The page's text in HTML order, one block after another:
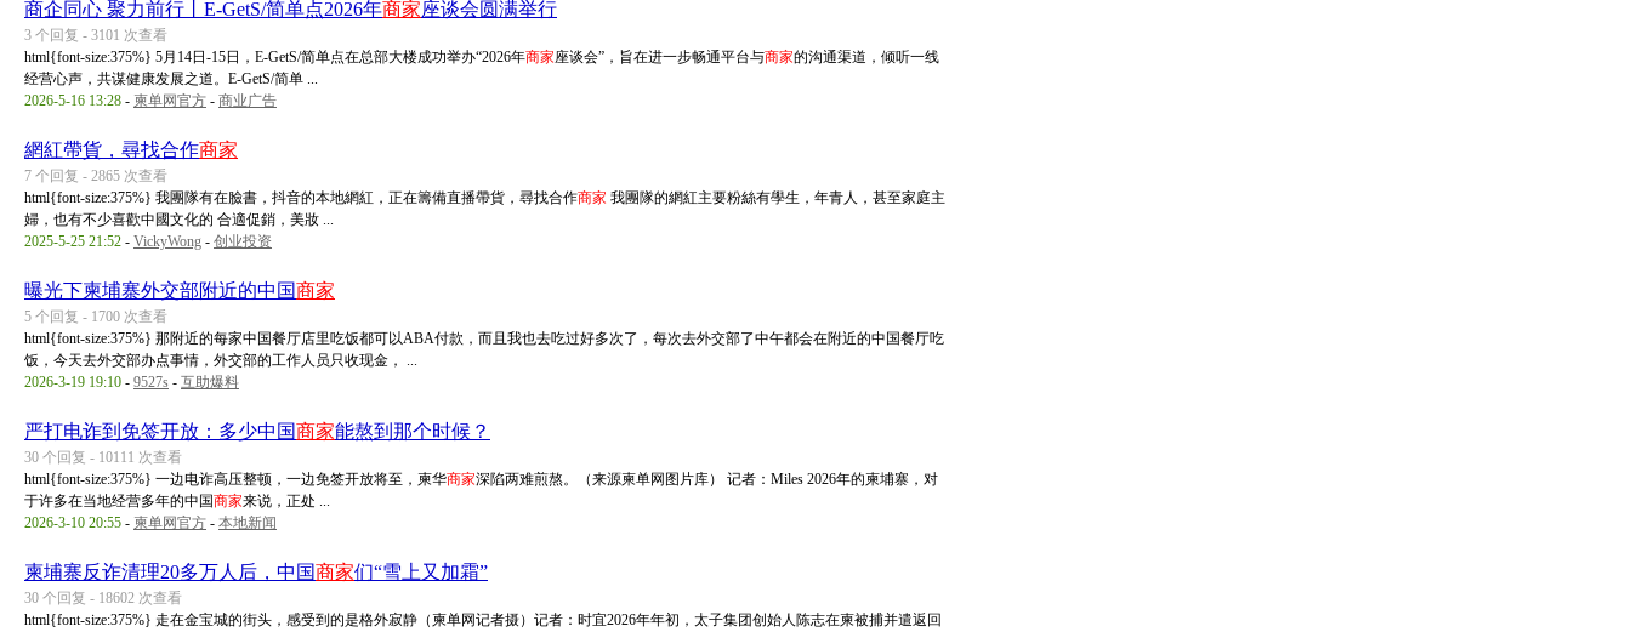
商企同心 聚力前行丨E-GetS/简单点2026年商家座谈会圆满举行
3 个回复 - 3101 次查看
html{font-size:375%} 5月14日-15日，E-GetS/简单点在总部大楼成功举办“2026年商家座谈会”，旨在进一步畅通平台与商家的沟通渠道，倾听一线
经营心声，共谋健康发展之道。E-GetS/简单 ...
2026-5-16 13:28 - 柬单网官方 - 商业广告
網紅帶貨，尋找合作商家
7 个回复 - 2865 次查看
html{font-size:375%} 我團隊有在臉書，抖音的本地網紅，正在籌備直播帶貨，尋找合作商家 我團隊的網紅主要粉絲有學生，年青人，甚至家庭主
婦，也有不少喜歡中國文化的 合適促銷，美妝 ...
2025-5-25 21:52 - VickyWong - 创业投资
曝光下柬埔寨外交部附近的中国商家
5 个回复 - 1700 次查看
html{font-size:375%} 那附近的每家中国餐厅店里吃饭都可以ABA付款，而且我也去吃过好多次了，每次去外交部了中午都会在附近的中国餐厅吃
饭，今天去外交部办点事情，外交部的工作人员只收现金， ...
2026-3-19 19:10 - 9527s - 互助爆料
严打电诈到免签开放：多少中国商家能熬到那个时候？
30 个回复 - 10111 次查看
html{font-size:375%} 一边电诈高压整顿，一边免签开放将至，柬华商家深陷两难煎熬。（来源柬单网图片库） 记者：Miles 2026年的柬埔寨，对
于许多在当地经营多年的中国商家来说，正处 ...
2026-3-10 20:55 - 柬单网官方 - 本地新闻
柬埔寨反诈清理20多万人后，中国商家们“雪上又加霜”
30 个回复 - 18602 次查看
html{font-size:375%} 走在金宝城的街头，感受到的是格外寂静（柬单网记者摄）记者：时宜2026年年初，太子集团创始人陈志在柬被捕并遣返回